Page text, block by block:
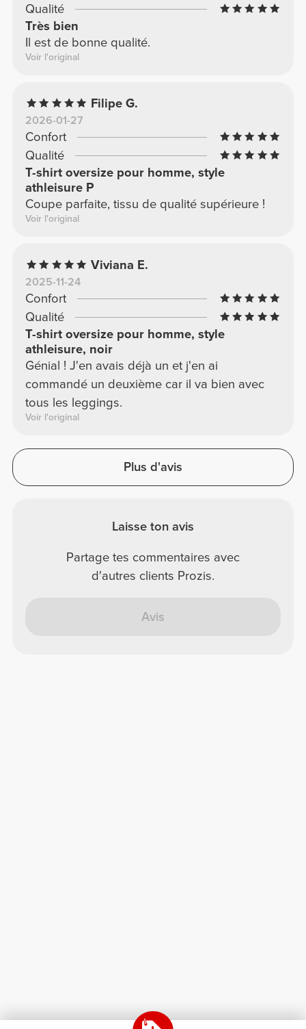
Qualité
Très bien
Il est de bonne qualité.
Voir l'original
Filipe G.
2026-01-27
Confort
Qualité
T-shirt oversize pour homme, style
athleisure P
Coupe parfaite, tissu de qualité supérieure !
Voir l'original
Viviana E.
2025-11-24
Confort
Qualité
T-shirt oversize pour homme, style
athleisure, noir
Génial ! J'en avais déjà un et j'en ai
commandé un deuxième car il va bien avec
tous les leggings.
Voir l'original
Plus d'avis
Laisse ton avis
Partage tes commentaires avec
d'autres clients Prozis.
Avis